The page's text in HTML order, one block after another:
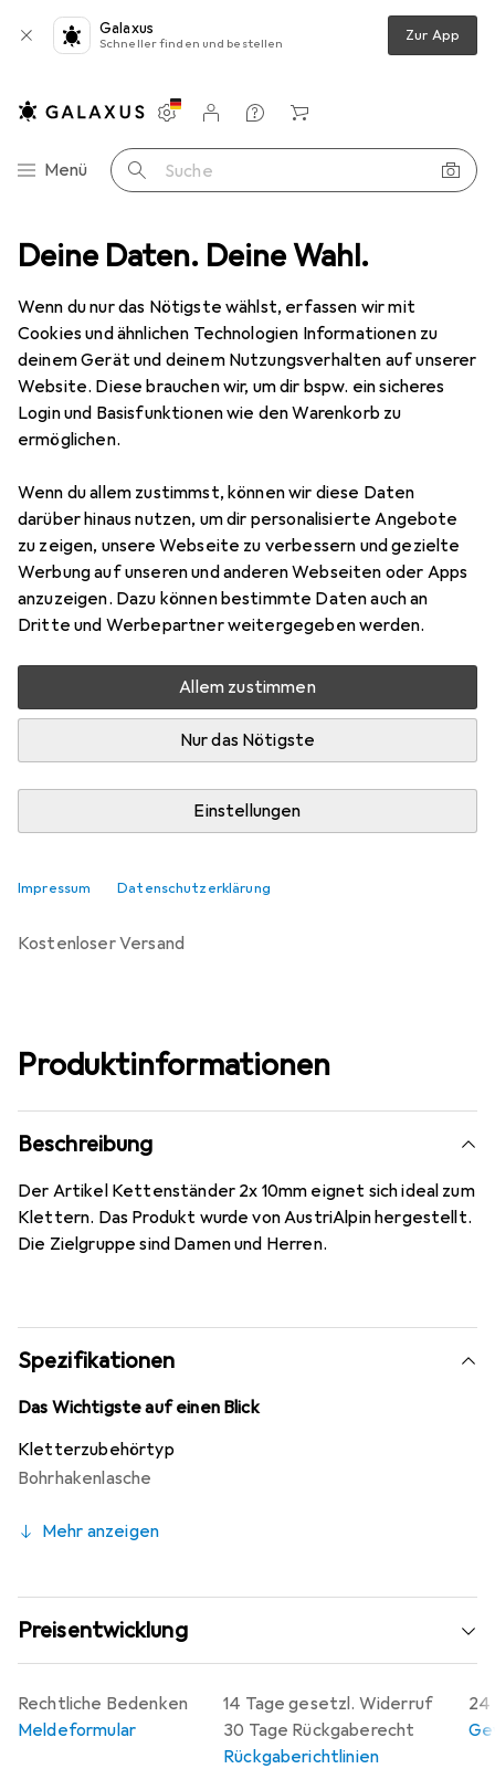
Deine Daten. Deine Wahl.
Wenn du nur das Nötigste wählst, erfassen wir mit
Cookies und ähnlichen Technologien Informationen zu
deinem Gerät und deinem Nutzungsverhalten auf unserer
Website. Diese brauchen wir, um dir bspw. ein sicheres
Login und Basisfunktionen wie den Warenkorb zu
ermöglichen.
Wenn du allem zustimmst, können wir diese Daten
darüber hinaus nutzen, um dir personalisierte Angebote
zu zeigen, unsere Webseite zu verbessern und gezielte
Werbung auf unseren und anderen Webseiten oder Apps
anzuzeigen. Dazu können bestimmte Daten auch an
Dritte und Werbepartner weitergegeben werden.
Allem zustimmen
Nur das Nötigste
Einstellungen
Impressum Datenschutzerklärung
Galaxus
Schneller finden und bestellen Zur App
Navigation nach Kategorien
Menü Suche
Einstellungen
Kundenkonto
Vergleichslisten
Merklisten
Warenkorb
Klettern Zubehör Klettern AustriAlpin Kettenstand 2x 10mm
AustriAlpinKettenstand 2x 10mm
EUR
61,50
1
Bewertungen Marke
Mehr von AustriAlpin
Zwischen Di, 11.8. und Mi, 12.8. geliefert
7 Stück an Lager beim Drittanbieter
Lieferort angeben für genaue Lieferzeit
BergzeitDE
In den Warenkorb
Vergleichen
kostenloser Versand
Produktinformationen
Beschreibung
Der Artikel Kettenständer 2x 10mm eignet sich ideal zum
Klettern. Das Produkt wurde von AustriAlpin hergestellt.
Die Zielgruppe sind Damen und Herren.
Spezifikationen
Das Wichtigste auf einen Blick
Kletterzubehörtyp
Bohrhakenlasche
Mehr anzeigen
Preisentwicklung
14 Tage gesetzl. Widerruf
30 Tage Rückgaberecht
Rückgaberichtlinien
24
Rechtliche Bedenken
Meldeformular